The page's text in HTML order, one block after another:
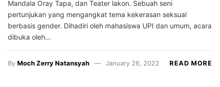
Mandala Oray Tapa, dan Teater lakon. Sebuah seni
pertunjukan yang mengangkat tema kekerasan seksual
berbasis gender. Dihadiri oleh mahasiswa UPI dan umum, acara
dibuka oleh…
By Moch Zerry Natansyah January 26, 2022 READ MORE